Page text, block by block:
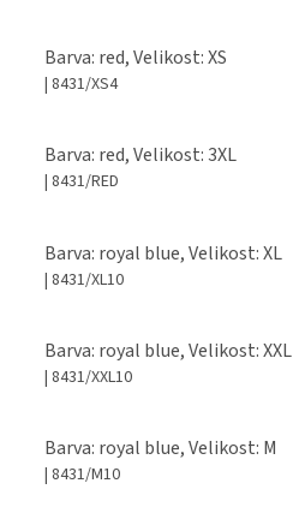
Barva: red, Velikost: XS
| 8431/XS4
Barva: red, Velikost: 3XL
| 8431/RED
Barva: royal blue, Velikost: XL
| 8431/XL10
Barva: royal blue, Velikost: XXL
| 8431/XXL10
Barva: royal blue, Velikost: M
| 8431/M10